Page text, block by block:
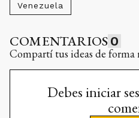
Venezuela
COMENTARIOS 0
Compartí tus ideas de forma
Debes iniciar